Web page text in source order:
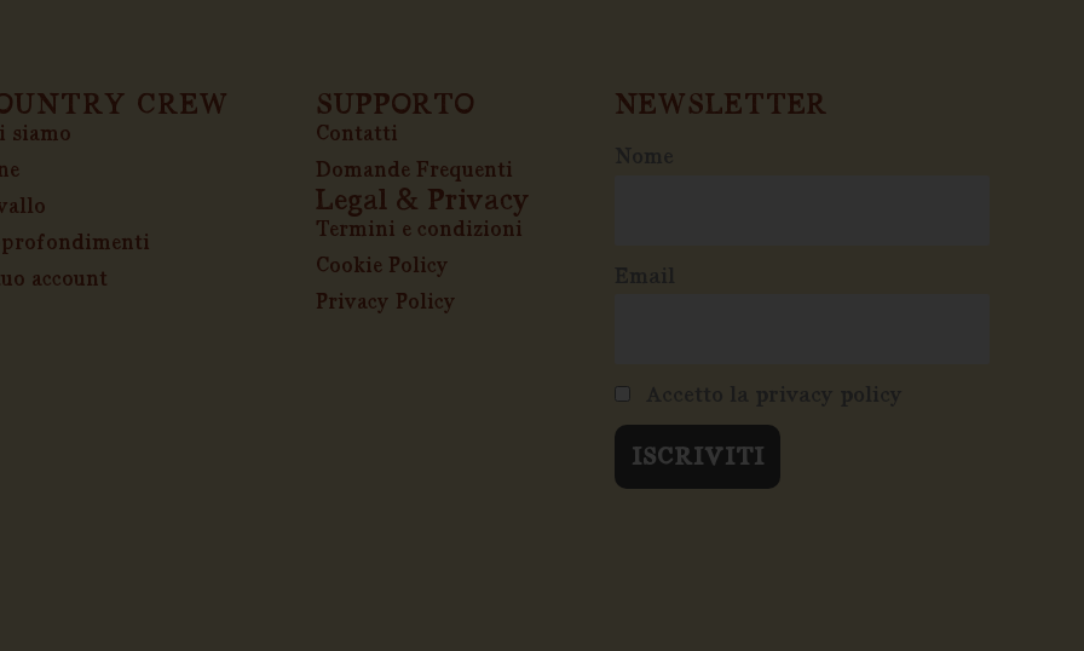
CREW
siamo
account
SUPPORTO
Contatti
Domande Frequenti
Legal & Privacy
Termini e condizioni
Cookie Policy
Privacy Policy
NEWSLETTER